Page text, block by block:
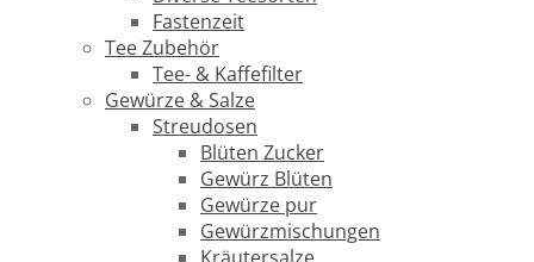
Fastenzeit
Tee Zubehör
Tee- & Kaffefilter
Gewürze & Salze
Streudosen
Blüten Zucker
Gewürz Blüten
Gewürze pur
Gewürzmischungen